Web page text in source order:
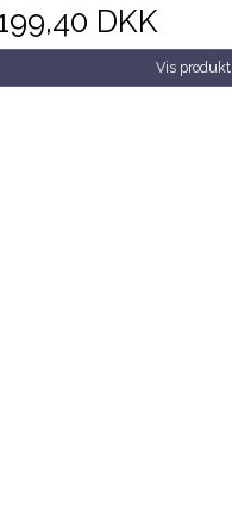
DKK
Vis produkt